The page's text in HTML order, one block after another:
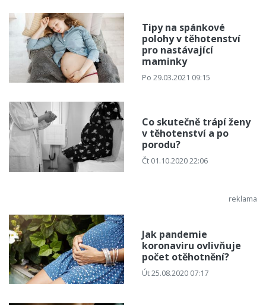
Tipy na spánkové
polohy v těhotenství
pro nastávající
maminky
Po 29.03.2021 09:15
Co skutečně trápí ženy
v těhotenství a po
porodu?
Čt 01.10.2020 22:06
Jak pandemie
koronaviru ovlivňuje
počet otěhotnění?
Út 25.08.2020 07:17